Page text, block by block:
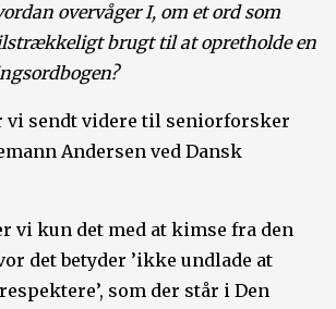
overvåger I, om et ord som
brugt til at opretholde en
vi sendt videre til seniorforsker
Andersen ved Dansk
vi kun det med at kimse fra den
det betyder ’ikke undlade at
som der står i Den